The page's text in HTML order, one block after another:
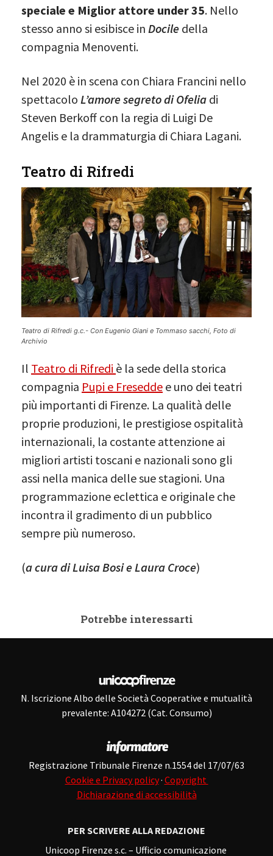
speciale e Miglior attore under 35. Nello
stesso anno si esibisce in Docile della
compagnia Menoventi.
Nel 2020 è in scena con Chiara Francini nello
spettacolo L’amore segreto di Ofelia di
Steven Berkoff con la regia di Luigi De
Angelis e la drammaturgia di Chiara Lagani.
Teatro di Rifredi
Teatro di Rifredi g.c.- Con Eugenio Giani e Tommaso sacchi, Foto di
Archivio
Il Teatro di Rifredi è la sede della storica
compagnia Pupi e Fresedde e uno dei teatri
più importanti di Firenze. La qualità delle
proprie produzioni, le prestigiose ospitalità
internazionali, la costante attenzione ai
migliori artisti toscani e nazionali sono gli
assi nella manica delle sue stagioni. Una
programmazione eclettica e originale che
incontra il gradimento di un pubblico
sempre più numeroso.
(a cura di Luisa Bosi e Laura Croce)
Potrebbe interessarti
N. Iscrizione Albo delle Società Cooperative e mutualità
prevalente: A104272 (Cat. Consumo)
Registrazione Tribunale Firenze n.1554 del 17/07/63
Cookie e Privacy policy· Copyright
Dichiarazione di accessibilità
PER SCRIVERE ALLA REDAZIONE
Unicoop Firenze s.c. – Ufficio comunicazione